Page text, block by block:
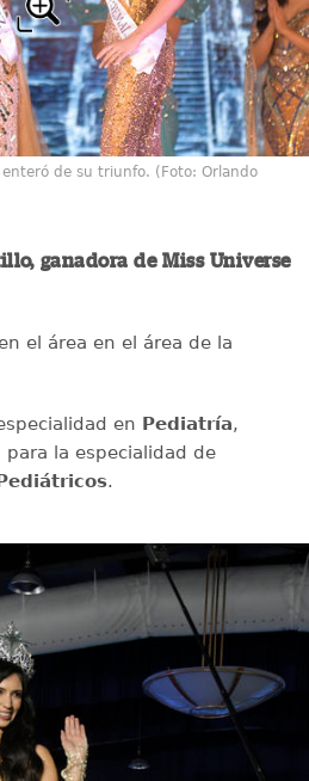
de su triunfo. (Foto: Orlando
ganadora de Miss Universe
el área en el área de la
en Pediatría,
la especialidad de
.